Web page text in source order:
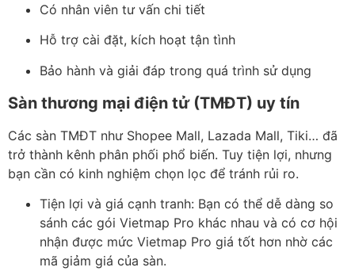
Có nhân viên tư vấn chi tiết
Hỗ trợ cài đặt, kích hoạt tận tình
Bảo hành và giải đáp trong quá trình sử dụng
Sàn thương mại điện tử (TMĐT) uy tín
Các sàn TMĐT như Shopee Mall, Lazada Mall, Tiki… đã
trở thành kênh phân phối phổ biến. Tuy tiện lợi, nhưng
bạn cần có kinh nghiệm chọn lọc để tránh rủi ro.
Tiện lợi và giá cạnh tranh: Bạn có thể dễ dàng so
sánh các gói Vietmap Pro khác nhau và có cơ hội
nhận được mức Vietmap Pro giá tốt hơn nhờ các
mã giảm giá của sàn.